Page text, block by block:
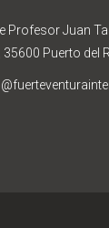
Profesor Juan
35600 Puerto del